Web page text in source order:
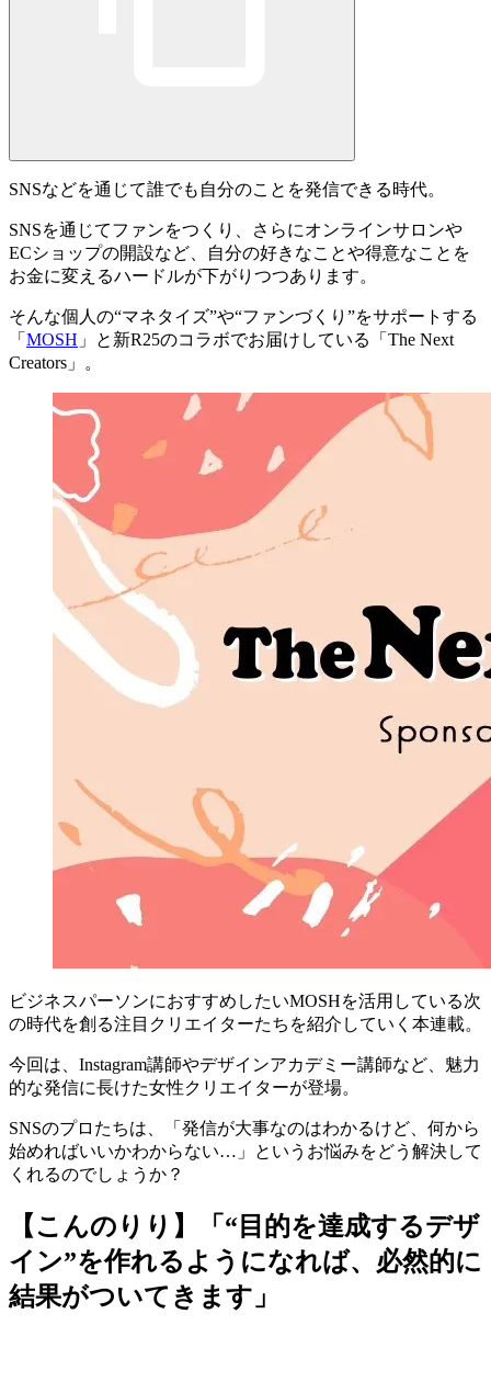
SNSなどを通じて誰でも自分のことを発信できる時代。
SNSを通じてファンをつくり、さらにオンラインサロンや
ECショップの開設など、自分の好きなことや得意なことを
お金に変えるハードルが下がりつつあります。
そんな個人の“マネタイズ”や“ファンづくり”をサポートする
「 MOSH 」と新R25のコラボでお届けしている「 The Next
Creators 」。
ビジネスパーソンにおすすめしたいMOSHを活用している次
の時代を創る注目クリエイターたちを紹介していく本連載。
今回は、Instagram講師やデザインアカデミー講師など、 魅力
的な発信に長けた女性クリエイターが登場。
SNSのプロたちは、「発信が大事なのはわかるけど、何から
始めればいいかわからない…」というお悩みをどう解決して
くれるのでしょうか？
【こんのりり】「“目的を達成するデザ
イン”を作れるようになれば、必然的に
結果がついてきます」